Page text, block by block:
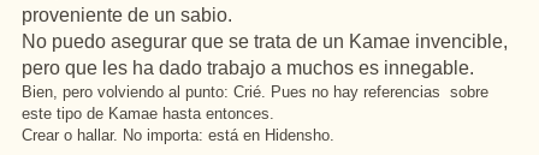
proveniente de un sabio.
No puedo asegurar que se trata de un Kamae invencible,
pero que les ha dado trabajo a muchos es innegable.
Bien, pero volviendo al punto: Crié. Pues no hay referencias sobre
este tipo de Kamae hasta entonces.
Crear o hallar. No importa: está en Hidensho.